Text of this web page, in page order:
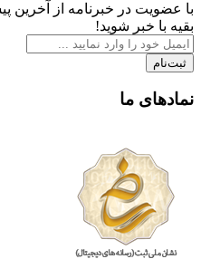
با عضویت در خبرنامه از آخرین
بقیه با خبر شوید!
ثبت‌نام
نمادهای ما